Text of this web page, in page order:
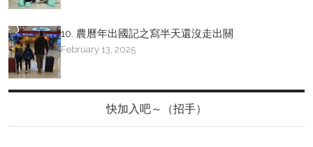
10. 農曆年出國記之寫半天還沒走出關
February 13, 2025
快加入吧～（招手）